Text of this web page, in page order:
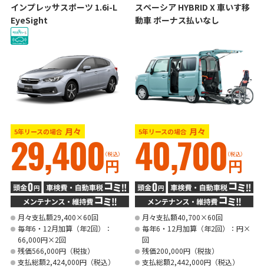
インプレッサスポーツ 1.6i-L
EyeSight
5年リースの場合 月々
29,400円
（税込）
月々支払額29,400×60回
毎年6・12月加算（年2回）：
66,000円×2回
残価566,000円（税抜）
支払総額2,424,000円（税込）
スペーシア HYBRID X 車いす移
動車 ボーナス払いなし
5年リースの場合 月々
40,700円
（税込）
月々支払額40,700×60回
毎年6・12月加算（年2回）：円×
回
残価200,000円（税抜）
支払総額2,442,000円（税込）